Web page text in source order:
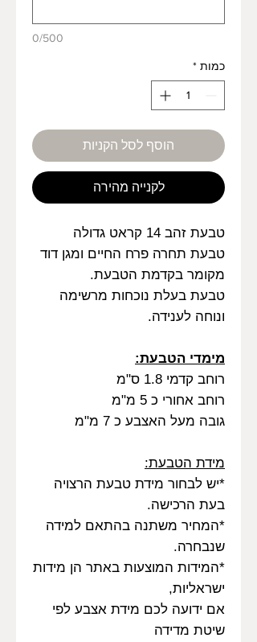
0/500
כמות *
הוסף לסל הקניות
לקנייה מהירה
טבעת זהב 14 קראט גדולה
טבעת תחרה פרח החיים ומגן דוד
מקומר בקדמת הטבעת.
טבעת בעלת נוכחות מרשימה
ונוחה לענידה.
מימדי הטבעת:
רוחב קדמי 1.8 ס"מ
רוחב אחורי כ 5 מ"מ
גובה מעל האצבע כ 7 מ"מ
מידת הטבעת:
*יש לבחור מידת טבעת הרצויה
בעת הרכישה.
*המחיר משתנה בהתאם למידה
שנבחרה.
*המידות המוצעות באתר הן מידות
ישראליות,
אם ידועה לכם מידת אצבע לפי
שיטת מדידה